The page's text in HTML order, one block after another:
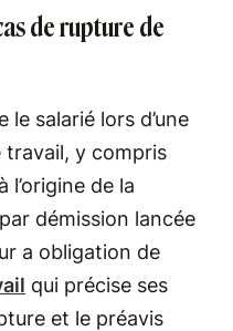
de rupture de
salarié lors d’une
y compris
l’origine de la
démission lancée
a obligation de
qui précise ses
et le préavis